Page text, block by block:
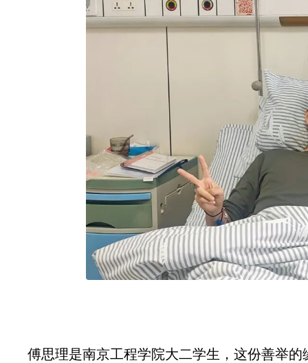
傅思理是南京工程学院大二学生，这份善举